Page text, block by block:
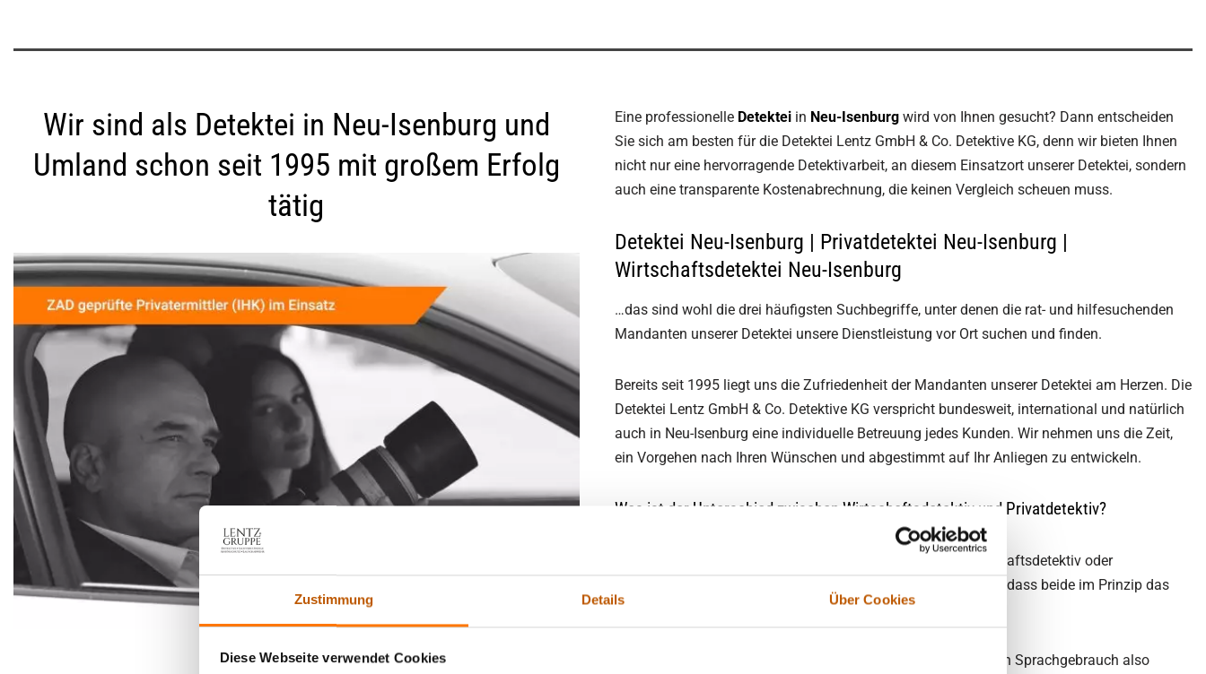
Zustimmung Details Über Cookies
Diese Webseite verwendet Cookies
Wir sind als Detektei in Neu-Isenburg und
Umland schon seit 1995 mit großem Erfolg
tätig
Eine professionelle Detektei in Neu-Isenburg wird von Ihnen gesucht? Dann entscheiden
Sie sich am besten für die Detektei Lentz GmbH & Co. Detektive KG, denn wir bieten Ihnen
nicht nur eine hervorragende Detektivarbeit, an diesem Einsatzort unserer Detektei, sondern
auch eine transparente Kostenabrechnung, die keinen Vergleich scheuen muss.
Detektei Neu-Isenburg | Privatdetektei Neu-Isenburg |
Wirtschaftsdetektei Neu-Isenburg
…das sind wohl die drei häufigsten Suchbegriffe, unter denen die rat- und hilfesuchenden
Mandanten unserer Detektei unsere Dienstleistung vor Ort suchen und finden.
Bereits seit 1995 liegt uns die Zufriedenheit der Mandanten unserer Detektei am Herzen. Die
Detektei Lentz GmbH & Co. Detektive KG verspricht bundesweit, international und natürlich
auch in Neu-Isenburg eine individuelle Betreuung jedes Kunden. Wir nehmen uns die Zeit,
ein Vorgehen nach Ihren Wünschen und abgestimmt auf Ihr Anliegen zu entwickeln.
Was ist der Unterschied zwischen Wirtschaftsdetektiv und Privatdetektiv?
Wenn Leute außerhalb der Detektivbranche von einem Wirtschaftsdetektiv oder
Privatdetektiv in Neu-Isenburg sprechen, gehen sie davon aus, dass beide im Prinzip das
Gleiche machen.
Die Begriffe Detektiv und Privatdetektiv werden im allgemeinen Sprachgebrauch also